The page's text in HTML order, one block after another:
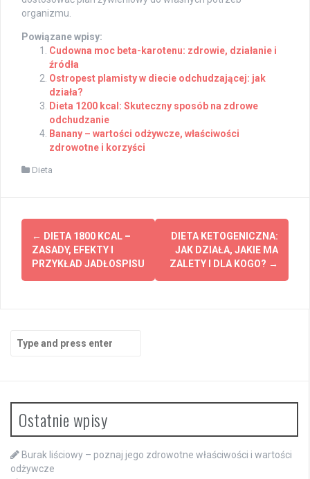
organizmu.
Powiązane wpisy:
Cudowna moc beta-karotenu: zdrowie, działanie i
źródła
Ostropest plamisty w diecie odchudzającej: jak
działa?
Dieta 1200 kcal: Skuteczny sposób na zdrowe
odchudzanie
Banany – wartości odżywcze, właściwości
zdrowotne i korzyści
Dieta
Post
navigation
← DIETA 1800 KCAL –
ZASADY, EFEKTY I
PRZYKŁAD JADŁOSPISU
DIETA KETOGENICZNA:
JAK DZIAŁA, JAKIE MA
ZALETY I DLA KOGO? →
Search
for:
Ostatnie wpisy
Burak liściowy – poznaj jego zdrowotne właściwości i wartości
odżywcze